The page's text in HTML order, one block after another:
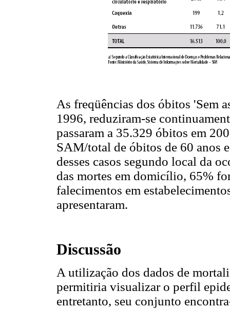
As freqüências dos óbitos 'Sem
1996, reduziram-se
passaram a 35.329 óbitos em
SAM/total de óbitos de 60 anos
desses casos segundo local da
das mortes em domicílio, 65%
falecimentos em
apresentaram.
Discussão
A utilização dos dados de
permitiria visualizar o perfil
entretanto, seu conjunto